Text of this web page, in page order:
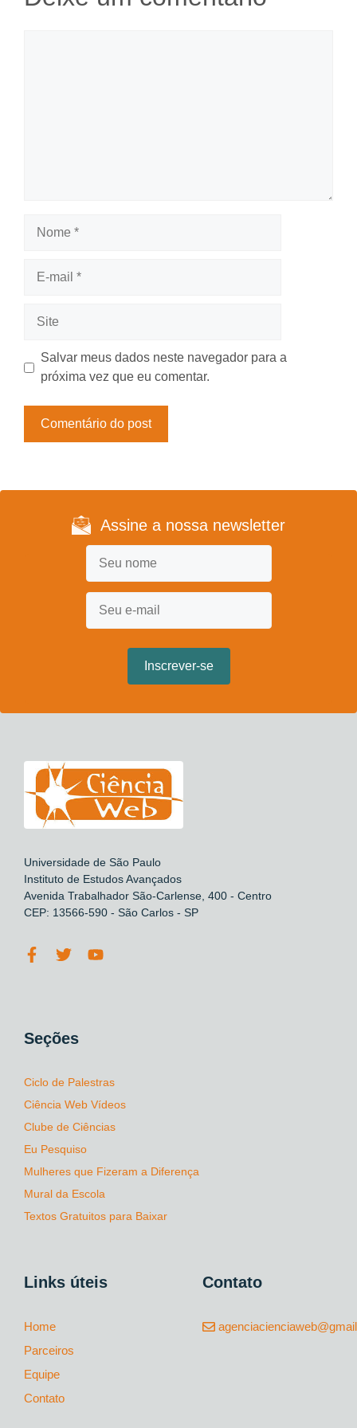
Salvar meus dados neste navegador para a
próxima vez que eu comentar.
Assine a nossa newsletter
Universidade de São Paulo
Instituto de Estudos Avançados
Avenida Trabalhador São-Carlense, 400 - Centro
CEP: 13566-590 - São Carlos - SP
Seções
Ciclo de Palestras
Ciência Web Vídeos
Clube de Ciências
Eu Pesquiso
Mulheres que Fizeram a Diferença
Mural da Escola
Textos Gratuitos para Baixar
Links úteis
Home
Parceiros
Equipe
Contato
Contato